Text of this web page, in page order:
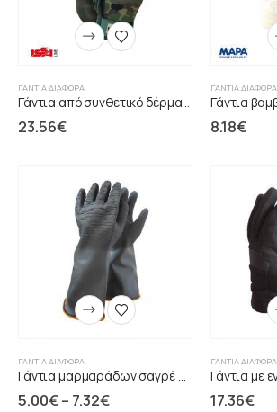
ΓΆΝΤΙΑ ΔΙΆΦΟΡΑ
23.56€
ΓΆΝΤΙΑ ΔΙΆΦΟΡΑ
8.18€
ΓΆΝΤΙΑ ΔΙΆΦΟΡΑ
5.00€– 7.32€
ΓΆΝΤΙΑ ΔΙΆΦΟΡΑ
17.36€